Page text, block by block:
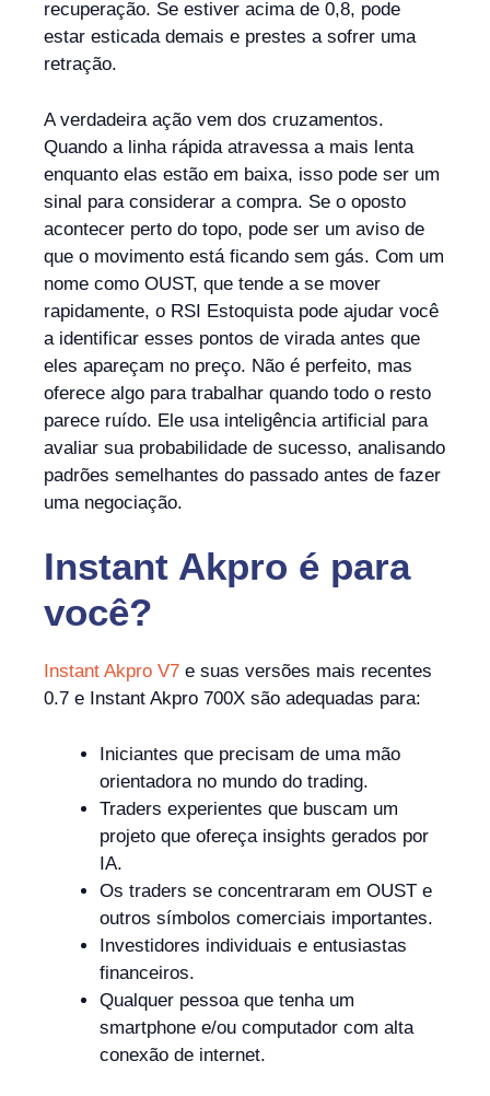
recuperação. Se estiver acima de 0,8, pode
estar esticada demais e prestes a sofrer uma
retração.
A verdadeira ação vem dos cruzamentos.
Quando a linha rápida atravessa a mais lenta
enquanto elas estão em baixa, isso pode ser um
sinal para considerar a compra. Se o oposto
acontecer perto do topo, pode ser um aviso de
que o movimento está ficando sem gás. Com um
nome como OUST, que tende a se mover
rapidamente, o RSI Estoquista pode ajudar você
a identificar esses pontos de virada antes que
eles apareçam no preço. Não é perfeito, mas
oferece algo para trabalhar quando todo o resto
parece ruído. Ele usa inteligência artificial para
avaliar sua probabilidade de sucesso, analisando
padrões semelhantes do passado antes de fazer
uma negociação.
Instant Akpro é para
você?
Instant Akpro V7 e suas versões mais recentes
0.7 e Instant Akpro 700X são adequadas para:
Iniciantes que precisam de uma mão
orientadora no mundo do trading.
Traders experientes que buscam um
projeto que ofereça insights gerados por
IA.
Os traders se concentraram em OUST e
outros símbolos comerciais importantes.
Investidores individuais e entusiastas
financeiros.
Qualquer pessoa que tenha um
smartphone e/ou computador com alta
conexão de internet.